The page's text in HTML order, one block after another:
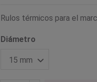
Rulos térmicos para el
Diámetro